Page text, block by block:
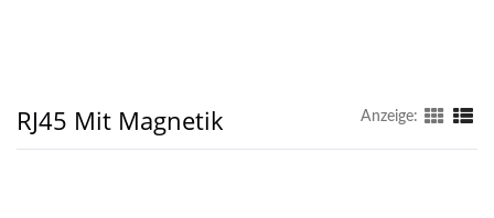
RJ45 Mit Magnetik Anzeige: